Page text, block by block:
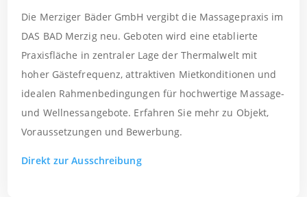
Die Merziger Bäder GmbH vergibt die Massagepraxis im
DAS BAD Merzig neu. Geboten wird eine etablierte
Praxisfläche in zentraler Lage der Thermalwelt mit
hoher Gästefrequenz, attraktiven Mietkonditionen und
idealen Rahmenbedingungen für hochwertige Massage-
und Wellnessangebote. Erfahren Sie mehr zu Objekt,
Voraussetzungen und Bewerbung.
Direkt zur Ausschreibung